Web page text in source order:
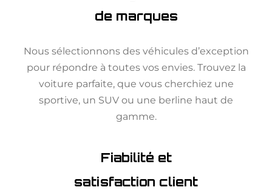
de marques
Nous sélectionnons des véhicules d’exception
pour répondre à toutes vos envies. Trouvez la
voiture parfaite, que vous cherchiez une
sportive, un SUV ou une berline haut de
gamme.
Fiabilité et
satisfaction client